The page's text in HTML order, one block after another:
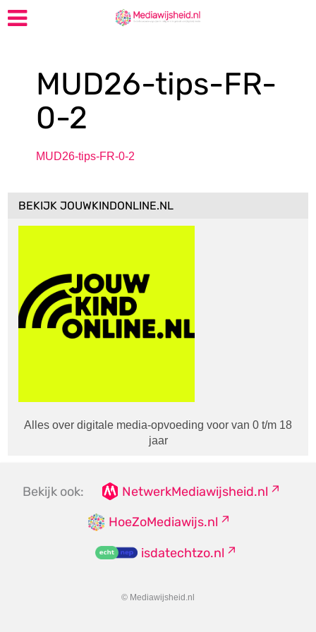
MUD26-tips-FR-
0-2
MUD26-tips-FR-0-2
BEKIJK JOUWKINDONLINE.NL
Alles over digitale media-opvoeding voor van 0 t/m 18
jaar
Bekijk ook:
NetwerkMediawijsheid.nl
HoeZoMediawijs.nl
isdatechtzo.nl
© Mediawijsheid.nl